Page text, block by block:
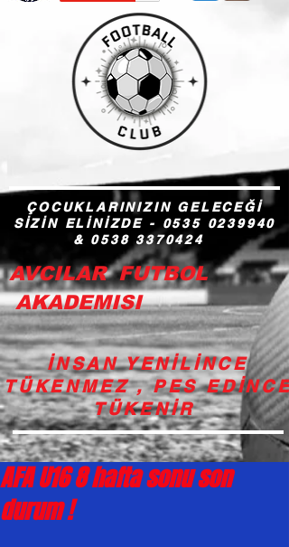
ÇOCUKLARINIZIN GELECEĞİ
SİZİN ELİNİZDE - 0535 0239940
& 0538 3370424
AVCILAR FUTBOL
AKADEMISI
İNSAN YENİLİNCE
TÜKENMEZ , PES EDİNCE
TÜKENİR
AFA U16 8 hafta sonu son
durum !